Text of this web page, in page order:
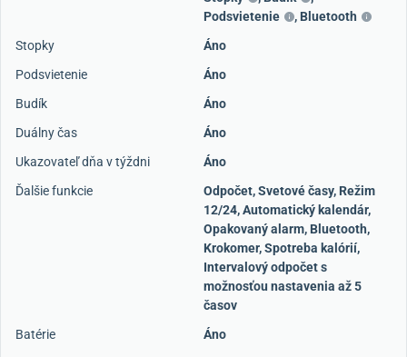
Podsvietenie
, Bluetooth
Stopky
Áno
Podsvietenie
Áno
Budík
Áno
Duálny čas
Áno
Ukazovateľ dňa v týždni
Áno
Ďalšie funkcie
Odpočet, Svetové časy, Režim
12/24, Automatický kalendár,
Opakovaný alarm, Bluetooth,
Krokomer, Spotreba kalórií,
Intervalový odpočet s
možnosťou nastavenia až 5
časov
Batérie
Áno